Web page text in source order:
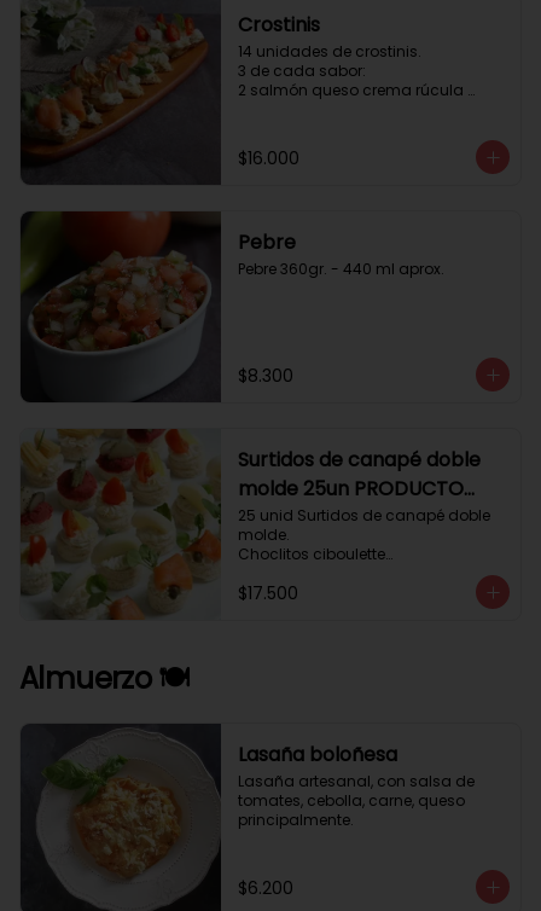
Crostinis
14 unidades de crostinis.
3 de cada sabor:
2 salmón queso crema rúcula
caramelizada y miel.
3 camaron queso crema rúcula.
$16.000
Pebre
Pebre 360gr. - 440 ml aprox.
$8.300
Surtidos de canapé doble
molde 25un PRODUCTO
DELICADO .
25 unid Surtidos de canapé doble
molde.
Choclitos ciboulette
Tomate aji verde.
$17.500
Almuerzo 🍽️
Lasaña boloñesa
Lasaña artesanal, con salsa de
tomates, cebolla, carne, queso
principalmente.
$6.200